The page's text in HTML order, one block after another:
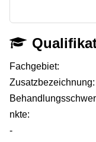
Fachgebiet:
Zusatzbezeichnung:
nkte:
-